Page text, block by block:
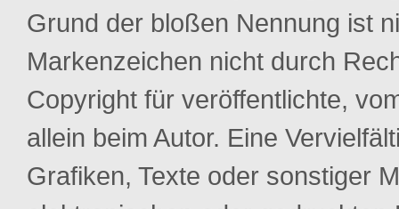
Grund der bloßen Nennung ist
Markenzeichen nicht durch
Copyright für veröffentlichte,
allein beim Autor. Eine
Grafiken, Texte oder sonstiger